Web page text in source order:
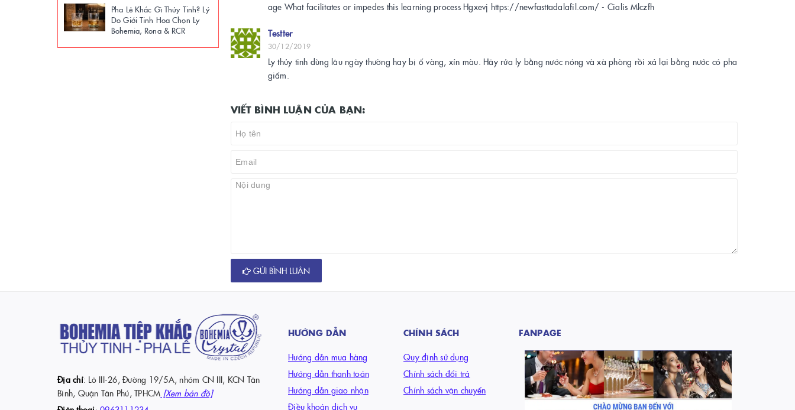
age What facilitates or impedes this learning process Hgxevj https://newfasttadalafil.com/ - Cialis Mlczfh
Testter
30/12/2019
Ly thủy tinh dùng lâu ngày thường hay bị ố vàng, xỉn màu. Hãy rửa ly bằng nước nóng và xà phòng rồi xả lại bằng nước có pha
giấm.
VIẾT BÌNH LUẬN CỦA BẠN:
GỬI BÌNH LUẬN
Pha Lê Khác Gì Thủy Tinh? Lý
Do Giới Tinh Hoa Chọn Ly
Bohemia, Rona & RCR
Địa chỉ: Lô III-26, Đường 19/5A, nhóm CN III, KCN Tân
Bình, Quận Tân Phú, TPHCM [Xem bản đồ]
HƯỚNG DẪN
Hướng dẫn mua hàng
Hướng dẫn thanh toán
Hướng dẫn giao nhận
Điều khoản dịch vụ
CHÍNH SÁCH
Quy định sử dụng
Chính sách đổi trả
Chính sách vận chuyển
FANPAGE